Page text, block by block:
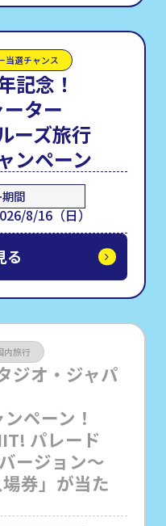
当選チャンス
記念！
ター
ーズ旅行
ンペーン
間
8/16（日）
る
内旅行
ジオ・ジャパ
ペーン！
パレード
ージョン～
券」が当た